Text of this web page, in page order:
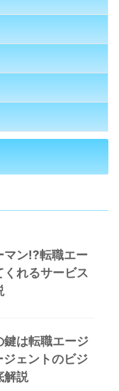
マン!?転職エー
れるサービス
鍵は転職エージ
ェントのビジ
解説